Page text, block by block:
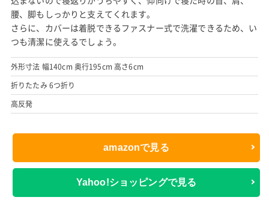
腰、脚もしっかりと支えてくれます。
さらに、カバーは着脱できるファスナー式で洗濯できるため、い
つも清潔に使えるでしょう。
外形寸法 幅140cm 奥行195cm 高さ6cm
折りたたみ 6つ折り
高反発
amazonで見る
Yahoo!ショッピングで見る